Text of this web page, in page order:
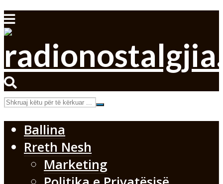
Ballina
Rreth Nesh
Marketing